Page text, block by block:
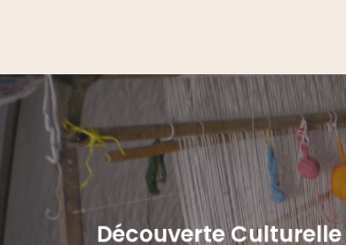
Découverte Culturelle